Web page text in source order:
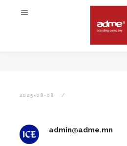
2025-08-08
admin@adme.mn